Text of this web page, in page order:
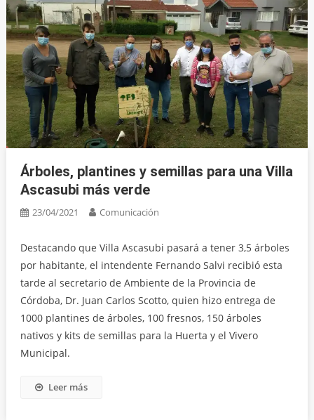
Árboles, plantines y semillas para una Villa
Ascasubi más verde
23/04/2021 Comunicación
Destacando que Villa Ascasubi pasará a tener 3,5 árboles
por habitante, el intendente Fernando Salvi recibió esta
tarde al secretario de Ambiente de la Provincia de
Córdoba, Dr. Juan Carlos Scotto, quien hizo entrega de
1000 plantines de árboles, 100 fresnos, 150 árboles
nativos y kits de semillas para la Huerta y el Vivero
Municipal.
Leer más